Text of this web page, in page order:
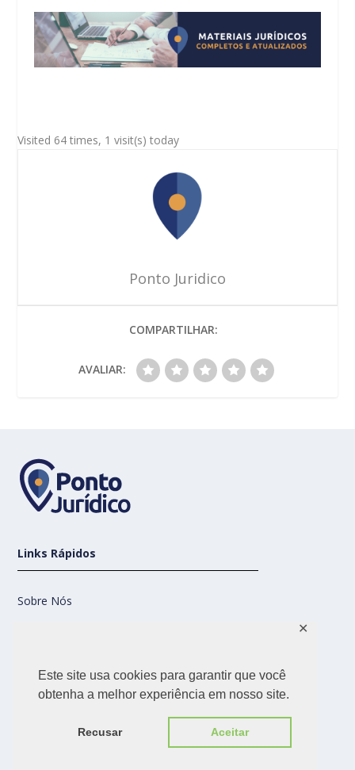
Este site usa cookies para garantir que você
obtenha a melhor experiência em nosso site.
Recusar Aceitar
✕
Visited 64 times, 1 visit(s) today
Ponto Juridico
COMPARTILHAR:
AVALIAR:
Links Rápidos
Sobre Nós
Nossas Redes